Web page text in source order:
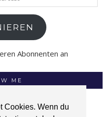
Cookies. Wenn du
Abonnenten an
ME